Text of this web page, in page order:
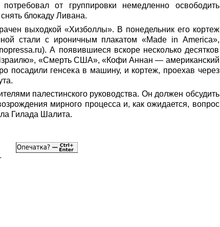
от группировки немедленно освободить
блокаду Ливана.
выходкой «Хизболлы». В понедельник его кортеж
стали с ироничным плакатом «Made in America»,
А появившиеся вскоре несколько десятков
«Смерть США», «Кофи Аннан — американский
посадили генсека в машину, и кортеж, проехав через
палестинского руководства. Он должен обсудить
мирного процесса и, как ожидается, вопрос
Гилада Шалита.